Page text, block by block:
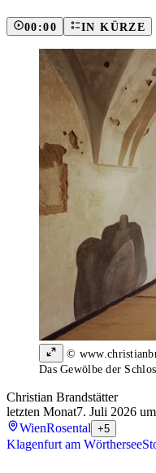
00:00 IN KÜRZE
©
Das Gewölbe der
Christian Brandstätter
letzten Monat7. Juli 2026
WienRosental +5
Klagenfurt am Wörthersee